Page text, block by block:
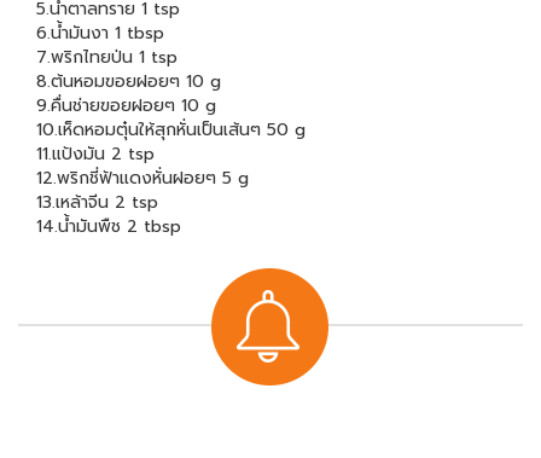
5.น้ำตาลทราย 1 tsp
6.น้ำมันงา 1 tbsp
7.พริกไทยป่น 1 tsp
8.ต้นหอมฃอยฝอยๆ 10 g
9.คื่นช่ายฃอยฝอยๆ 10 g
10.เห็ดหอมตุ๋นให้สุกหั่นเป็นเส้นๆ 50 g
11.แป้งมัน 2 tsp
12.พริกชี่ฟ้าแดงหั่นฝอยๆ 5 g
13.เหล้าจีน 2 tsp
14.น้ำมันพืช 2 tbsp